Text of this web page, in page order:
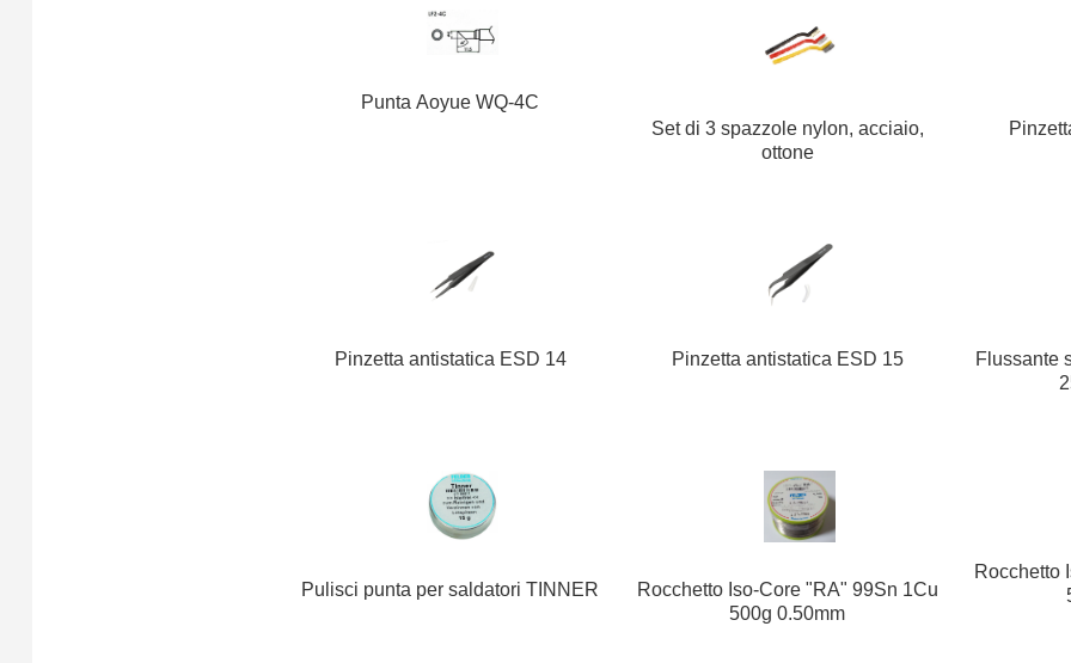
Punta Aoyue WQ-4C
Set di 3 spazzole nylon, acciaio,
ottone
Pinzetta antistatica ESD 14 Pinzetta antistatica ESD 15
Flussante
Pulisci punta per saldatori TINNER
Rocchetto Iso-Core "RA" 99Sn 1Cu
500g 0.50mm
Rocchetto